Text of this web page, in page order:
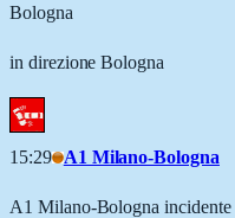
Bologna
in direzione Bologna
15:29 A1 Milano-Bologna
A1 Milano-Bologna incidente